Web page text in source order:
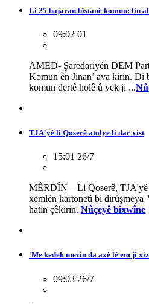
Li 25 bajaran bîstanê komun:Jin
09:02 01
AMED- Şaredariyên DEM
Komun ên Jinan’ ava kirin. Di
komun dertê holê û yek ji ...
TJA'yê li Qoserê atolye li dar xist
15:01 26/7
MÊRDÎN – Li Qoserê,
xemlên kartonetî bi dirûşmeya
hatin çêkirin. Nûçeyê bixwîne
'Me kedek mezin da axê lê em ji
09:03 26/7